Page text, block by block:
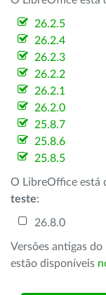
26.2.5
26.2.4
26.2.3
26.2.2
26.2.1
26.2.0
25.8.7
25.8.6
25.8.5
O LibreOffice está
teste:
26.8.0
Versões antigas
estão disponíveis